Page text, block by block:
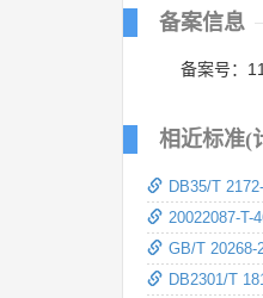
备案信息
备案号：
相近标准(
DB35/T
20022087-
GB/T
DB2301/T